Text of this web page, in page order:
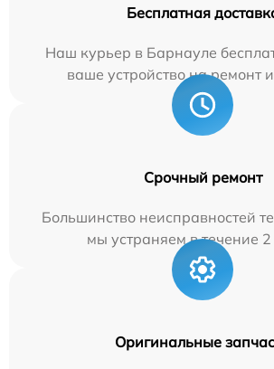
Бесплатная
Наш курьер в Барнауле
ваше устройство на ремонт
Срочный ремонт
Большинство неисправностей
мы устраняем в течение 2
Оригинальные